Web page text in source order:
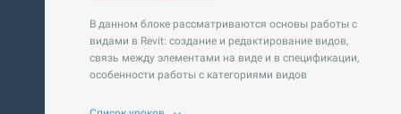
В данном блоке рассматриваются основы работы с
видами в Revit: создание и редактирование видов,
связь между элементами на виде и в спецификации,
особенности работы с категориями видов